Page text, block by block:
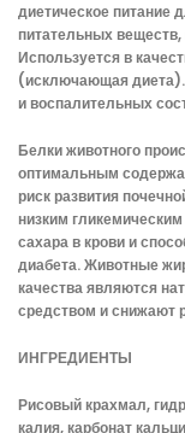
диетическое питание
питательных
Используется в
(исключающая диета).
и воспалительных
Белки животного
оптимальным
риск развития
низким
сахара в крови и
диабета. Животные
качества являются
средством и снижают
ИНГРЕДИЕНТЫ
Рисовый крахмал,
калия, карбонат